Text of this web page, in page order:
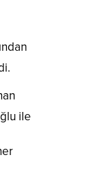
ile